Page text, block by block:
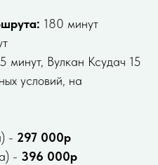
180 минут
минут, Вулкан Ксудач 15
условий, на
- 297 000р
- 396 000р